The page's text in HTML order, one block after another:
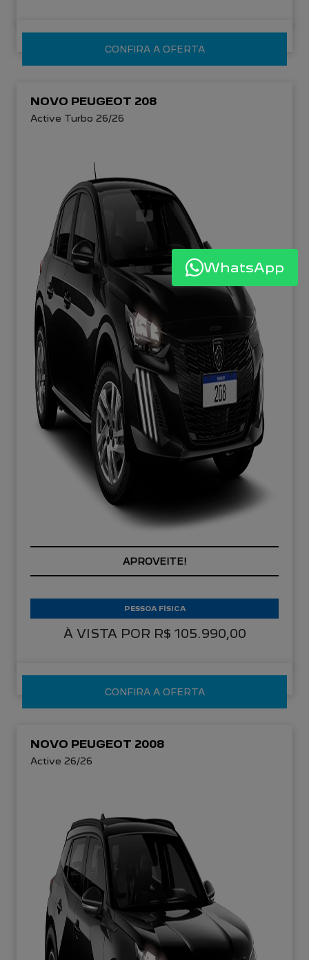
CONFIRA A OFERTA
NOVO PEUGEOT 208
Active Turbo 26/26
PREÇOS REDUZIDOS
À VISTA POR R$ 105.990,00
PESSOA FÍSICA
CONFIRA A OFERTA
NOVO PEUGEOT 2008
Active 26/26
WhatsApp